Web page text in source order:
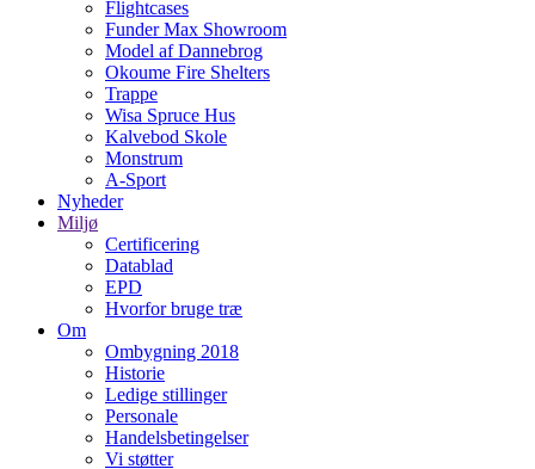
Flightcases
Funder Max Showroom
Model af Dannebrog
Okoume Fire Shelters
Trappe
Wisa Spruce Hus
Kalvebod Skole
Monstrum
A-Sport
Nyheder
Miljø
Certificering
Datablad
EPD
Hvorfor bruge træ
Om
Ombygning 2018
Historie
Ledige stillinger
Personale
Handelsbetingelser
Vi støtter